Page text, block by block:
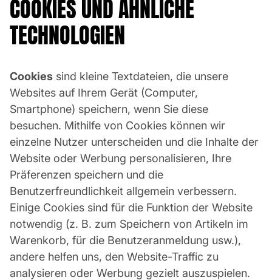
COOKIES UND ÄHNLICHE
TECHNOLOGIEN
Cookies sind kleine Textdateien, die unsere
Websites auf Ihrem Gerät (Computer,
Smartphone) speichern, wenn Sie diese
besuchen. Mithilfe von Cookies können wir
einzelne Nutzer unterscheiden und die Inhalte der
Website oder Werbung personalisieren, Ihre
Präferenzen speichern und die
Benutzerfreundlichkeit allgemein verbessern.
Einige Cookies sind für die Funktion der Website
notwendig (z. B. zum Speichern von Artikeln im
Warenkorb, für die Benutzeranmeldung usw.),
andere helfen uns, den Website-Traffic zu
analysieren oder Werbung gezielt auszuspielen.